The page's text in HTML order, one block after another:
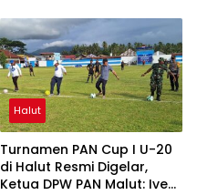
Halut
Turnamen PAN Cup I U-20
di Halut Resmi Digelar,
Ketua DPW PAN Malut: Ivent